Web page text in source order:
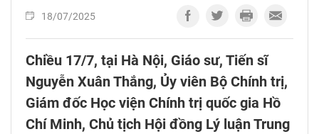
18/07/2025
Chiều 17/7, tại Hà Nội, Giáo sư, Tiến sĩ
Nguyễn Xuân Thắng, Ủy viên Bộ Chính trị,
Giám đốc Học viện Chính trị quốc gia Hồ
Chí Minh, Chủ tịch Hội đồng Lý luận Trung